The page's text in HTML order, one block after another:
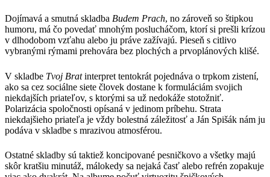
Dojímavá a smutná skladba Budem Prach, no zároveň so štipkou
humoru, má čo povedať mnohým poslucháčom, ktorí si prešli krízou
v dlhodobom vzťahu alebo ju práve zažívajú. Pieseň s citlivo
vybranými rýmami prehovára bez plochých a prvoplánových klišé.
V skladbe Tvoj Bratinterpret tentokrát pojednáva o trpkom zistení,
ako sa cez sociálne siete človek dostane k formuláciám svojich
niekdajších priateľov, s ktorými sa už nedokáže stotožniť.
Polarizácia spoločnosti opísaná v jedinom príbehu. Strata
niekdajšieho priateľa je vždy bolestná záležitosť a Ján Spišák nám ju
podáva v skladbe s mrazivou atmosférou.
Ostatné skladby sú taktiež koncipované pesničkovo a všetky majú
skôr kratšiu minutáž, málokedy sa nejaká časť alebo refrén zopakuje